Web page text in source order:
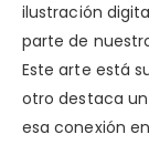
ilustración
parte de
Este arte está
otro destaca
esa conexión